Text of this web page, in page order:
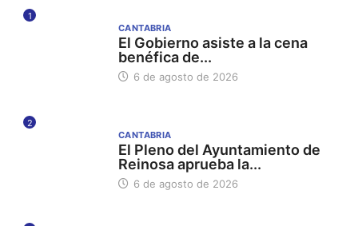
1
CANTABRIA
El Gobierno asiste a la cena
benéfica de...
6 de agosto de 2026
2
CANTABRIA
El Pleno del Ayuntamiento de
Reinosa aprueba la...
6 de agosto de 2026